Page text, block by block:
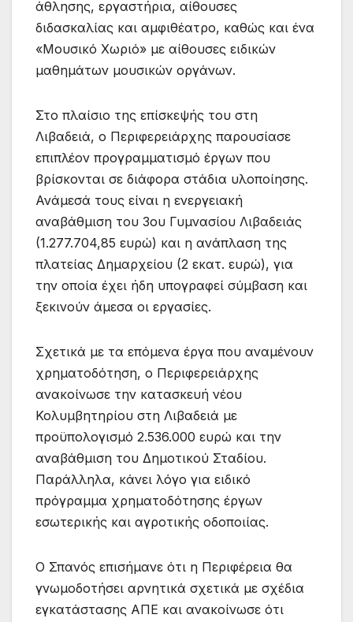
άθλησης, εργαστήρια, αίθουσες
διδασκαλίας και αμφιθέατρο, καθώς και ένα
«Μουσικό Χωριό» με αίθουσες ειδικών
μαθημάτων μουσικών οργάνων.
Στο πλαίσιο της επίσκεψής του στη
Λιβαδειά, ο Περιφερειάρχης παρουσίασε
επιπλέον προγραμματισμό έργων που
βρίσκονται σε διάφορα στάδια υλοποίησης.
Ανάμεσά τους είναι η ενεργειακή
αναβάθμιση του 3ου Γυμνασίου Λιβαδειάς
(1.277.704,85 ευρώ) και η ανάπλαση της
πλατείας Δημαρχείου (2 εκατ. ευρώ), για
την οποία έχει ήδη υπογραφεί σύμβαση και
ξεκινούν άμεσα οι εργασίες.
Σχετικά με τα επόμενα έργα που αναμένουν
χρηματοδότηση, ο Περιφερειάρχης
ανακοίνωσε την κατασκευή νέου
Κολυμβητηρίου στη Λιβαδειά με
προϋπολογισμό 2.536.000 ευρώ και την
αναβάθμιση του Δημοτικού Σταδίου.
Παράλληλα, κάνει λόγο για ειδικό
πρόγραμμα χρηματοδότησης έργων
εσωτερικής και αγροτικής οδοποιίας.
Ο Σπανός επισήμανε ότι η Περιφέρεια θα
γνωμοδοτήσει αρνητικά σχετικά με σχέδια
εγκατάστασης ΑΠΕ και ανακοίνωσε ότι